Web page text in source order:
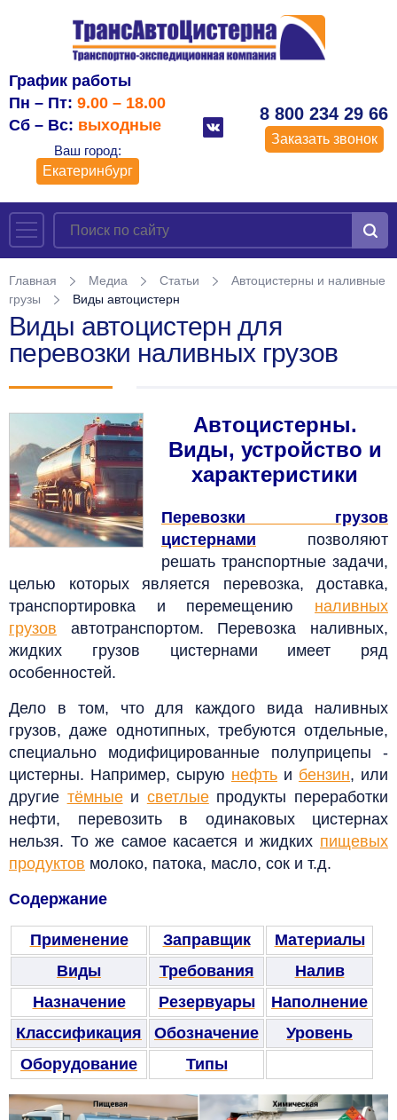
График работы
Пн – Пт: 9.00 – 18.00
Сб – Вс: выходные
Ваш город:
Екатеринбург
8 800 234 29 66
Заказать звонок
Главная Медиа Статьи
Автоцистерны и наливные
грузы
Виды автоцистерн
Виды автоцистерн для
перевозки наливных грузов
Автоцистерны.
Виды, устройство и
характеристики
Перевозки грузов
цистернами позволяют
решать транспортные задачи,
целью которых является перевозка, доставка,
транспортировка и перемещению наливных
грузов автотранспортом. Перевозка наливных,
жидких грузов цистернами имеет ряд
особенностей.
Дело в том, что для каждого вида наливных
грузов, даже однотипных, требуются отдельные,
специально модифицированные полуприцепы -
цистерны. Например, сырую нефть и бензин, или
другие тёмныеи светлыепродукты переработки
нефти, перевозить в одинаковых цистернах
нельзя. То же самое касается и жидких пищевых
продуктов молоко, патока, масло, сок и т.д.
Содержание
Применение Заправщик
Материалы
Виды
Требования
Налив
Назначение
Резервуары
Наполнение
Классификация
Обозначение
Уровень
Оборудование
Типы